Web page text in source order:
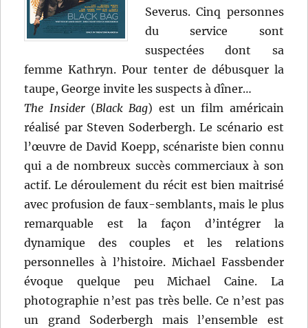
Severus. Cinq personnes
du service sont
suspectées dont sa
femme Kathryn. Pour tenter de débusquer la
taupe, George invite les suspects à dîner…
The Insider(Black Bag) est un film américain
réalisé par Steven Soderbergh. Le scénario est
l’œuvre de David Koepp, scénariste bien connu
qui a de nombreux succès commerciaux à son
actif. Le déroulement du récit est bien maitrisé
avec profusion de faux-semblants, mais le plus
remarquable est la façon d’intégrer la
dynamique des couples et les relations
personnelles à l’histoire. Michael Fassbender
évoque quelque peu Michael Caine. La
photographie n’est pas très belle. Ce n’est pas
un grand Soderbergh mais l’ensemble est